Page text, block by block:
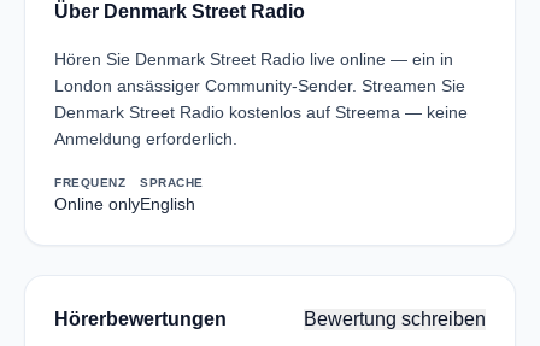
Über Denmark Street Radio
Hören Sie Denmark Street Radio live online — ein in
London ansässiger Community-Sender. Streamen Sie
Denmark Street Radio kostenlos auf Streema — keine
Anmeldung erforderlich.
FREQUENZ
Online only
SPRACHE
English
Hörerbewertungen Bewertung schreiben